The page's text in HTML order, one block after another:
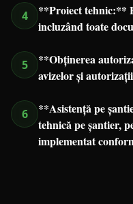
4
**Proiect tehnic:**
incluzând toate
5
**Obținerea
avizelor și
6
**Asistență pe
tehnică pe șantier,
implementat